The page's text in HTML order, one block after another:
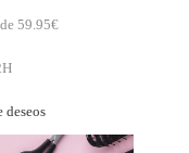
59.95€
deseos